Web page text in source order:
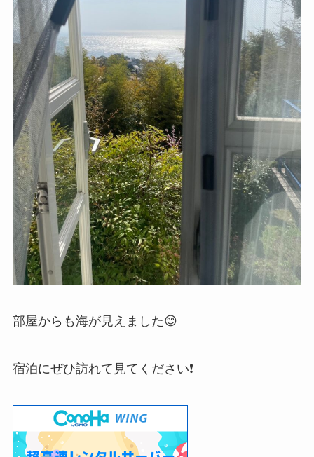
部屋からも海が見えました😊
宿泊にぜひ訪れて見てください❗️